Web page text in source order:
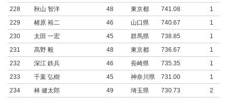
228
秋山 智洋 48 東京都 741.08
1
229
楮原 裕二 46 山口県 740.67
1
230
太田 一宏 45 群馬県 738.85
1
231
高野 毅 48 東京都 736.67
1
232
深江 鉄兵 46 長崎県 735.35
1
233
千葉 弘樹 45 神奈川県 731.00
1
234
林 健太郎 49 埼玉県 730.73
2